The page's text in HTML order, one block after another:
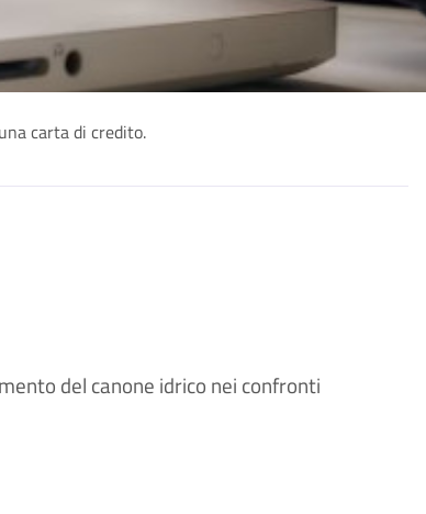
carta di credito.
del canone idrico nei confronti